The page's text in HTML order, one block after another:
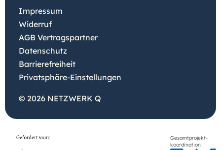
Impressum
Widerruf
AGB Vertragspartner
Datenschutz
Barrierefreiheit
Privatsphäre-Einstellungen
© 2026 NETZWERK Q
Gesamtprojekt-
koordination